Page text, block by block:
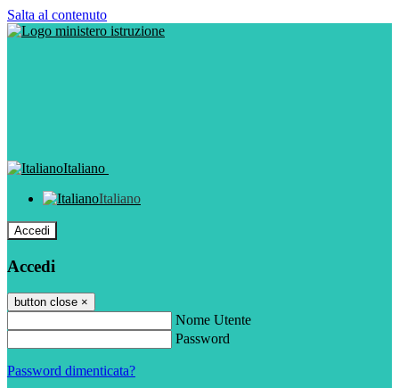
Salta al contenuto
Italiano
Italiano
Accedi
Accedi
button close ×
Nome Utente
Password
Password dimenticata?